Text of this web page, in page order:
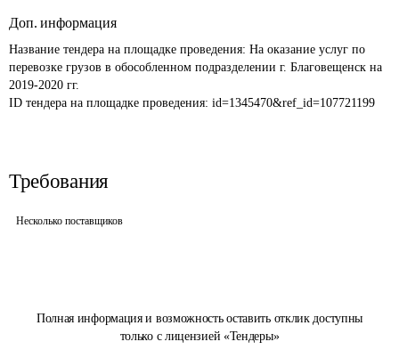
Полная информация и возможность оставить отклик доступны
только с лицензией «Тендеры»
Доп. информация
Название тендера на площадке проведения: На оказание услуг по
перевозке грузов в обособленном подразделении г. Благовещенск на
2019-2020 гг.
ID тендера на площадке проведения: id=1345470&ref_id=107721199
Требования
Несколько поставщиков